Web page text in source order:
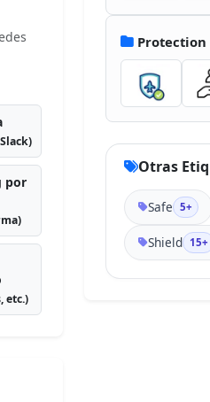
por
etc.)
Protection
Otras
Safe 5+
Shield 15+